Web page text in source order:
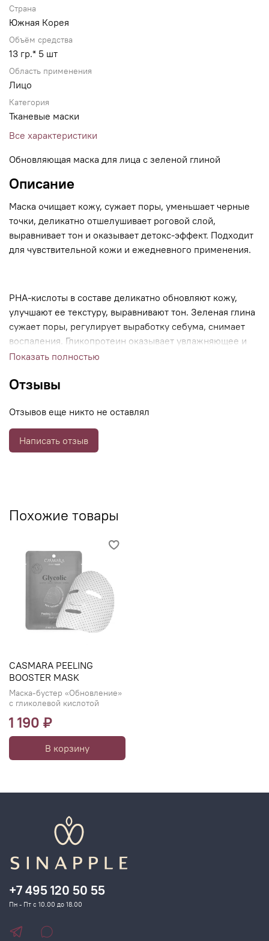
Страна
Южная Корея
Объём средства
13 гр.* 5 шт
Область применения
Лицо
Категория
Тканевые маски
Все характеристики
Обновляющая маска для лица с зеленой глиной
Описание
Маска очищает кожу, сужает поры, уменьшает черные
точки, деликатно отшелушивает роговой слой,
выравнивает тон и оказывает детокс-эффект. Подходит
для чувствительной кожи и ежедневного применения.
PHA-кислоты в составе деликатно обновляют кожу,
улучшают ее текстуру, выравнивают тон. Зеленая глина
сужает поры, регулирует выработку себума, снимает
воспаления. Гликопротеин оказывает увлажняющее и
общеукрепляющее действие на кожу. Пантенол
воздействия. Соль Мертвого моря активизирует
оказывает омолаживающий эффект.
Показать полностью
Отзывы
Отзывов еще никто не оставлял
Написать отзыв
Похожие товары
CASMARA PEELING
BOOSTER MASK
Маска-бустер «Обновление»
с гликолевой кислотой
1 190 ₽
В корзину
+7 495 120 50 55
Пн - Пт с 10.00 до 18.00